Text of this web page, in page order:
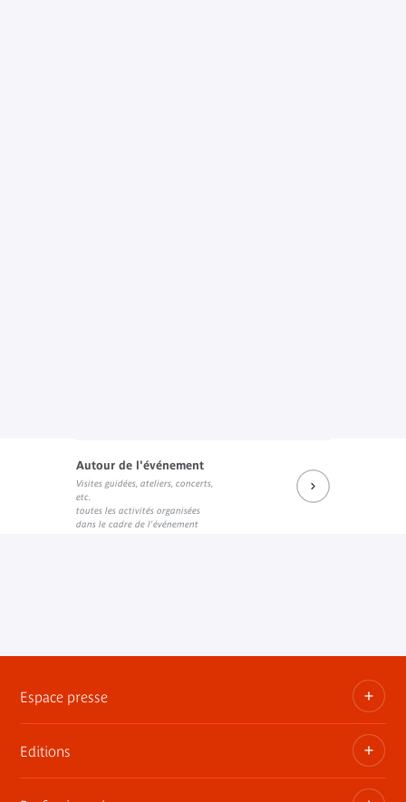
Autour de l'événement
Visites guidées, ateliers, concerts,
etc.
toutes les activités organisées
dans le cadre de l'événement
Espace presse
Dossiers, communiqués, bandes annonces
Contact presse
Editions